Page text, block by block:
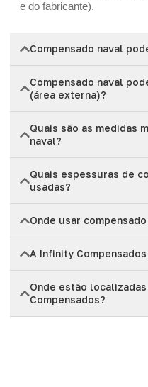
e do fabricante).
Compensado naval
Compensado naval
(área externa)?
Quais são as medidas
naval?
Quais espessuras de
usadas?
Onde usar
A Infinity
Onde estão
Compensados?